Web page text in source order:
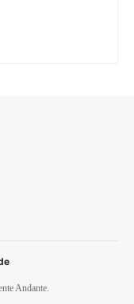
Andante.